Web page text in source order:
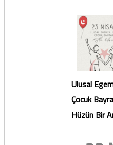
Ulusal
Çocuk
Hüzün Bir